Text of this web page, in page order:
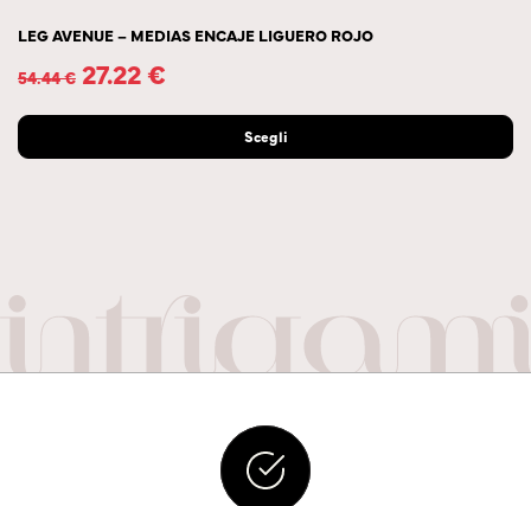
LEG AVENUE – MEDIAS ENCAJE LIGUERO ROJO
54.44€ 27.22€
Scegli